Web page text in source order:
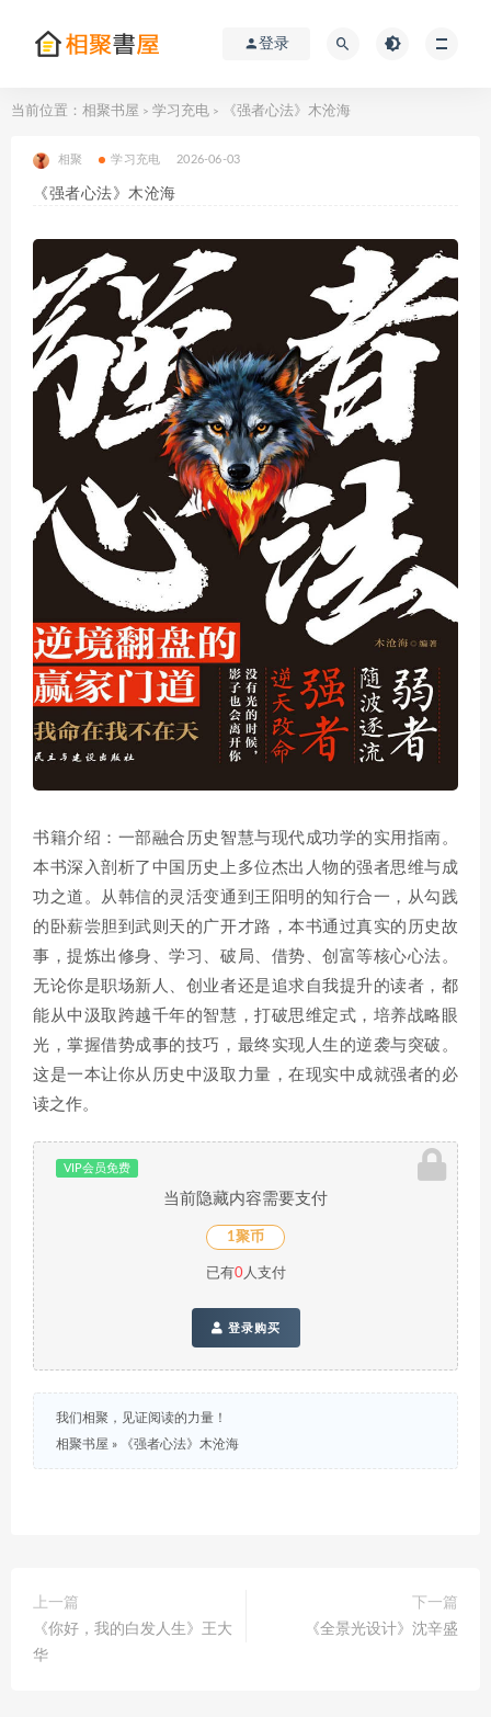
登录
当前位置： 相聚书屋 > 学习充电 > 《强者心法》木沧海
相聚 学习充电 2026-06-03
《强者心法》木沧海
书籍介绍：一部融合历史智慧与现代成功学的实用指南。
本书深入剖析了中国历史上多位杰出人物的强者思维与成
功之道。从韩信的灵活变通到王阳明的知行合一，从勾践
的卧薪尝胆到武则天的广开才路，本书通过真实的历史故
事，提炼出修身、学习、破局、借势、创富等核心心法。
无论你是职场新人、创业者还是追求自我提升的读者，都
能从中汲取跨越千年的智慧，打破思维定式，培养战略眼
光，掌握借势成事的技巧，最终实现人生的逆袭与突破。
这是一本让你从历史中汲取力量，在现实中成就强者的必
读之作。
VIP会员免费
当前隐藏内容需要支付
1聚币
已有0人支付
登录购买
我们相聚，见证阅读的力量！
相聚书屋 » 《强者心法》木沧海
上一篇
《你好，我的白发人生》王大
华
下一篇
《全景光设计》沈辛盛